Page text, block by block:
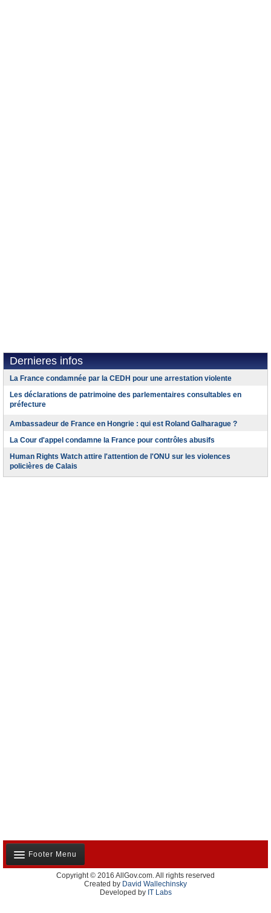
Dernieres infos
La France condamnée par la CEDH pour une arrestation violente
Les déclarations de patrimoine des parlementaires consultables en
préfecture
Ambassadeur de France en Hongrie : qui est Roland Galharague ?
La Cour d'appel condamne la France pour contrôles abusifs
Human Rights Watch attire l'attention de l'ONU sur les violences
policières de Calais
Footer Menu
Notre équipe
Contactez-nous
Copyright © 2016 AllGov.com. All rights reserved
Created by David Wallechinsky
Developed by IT Labs